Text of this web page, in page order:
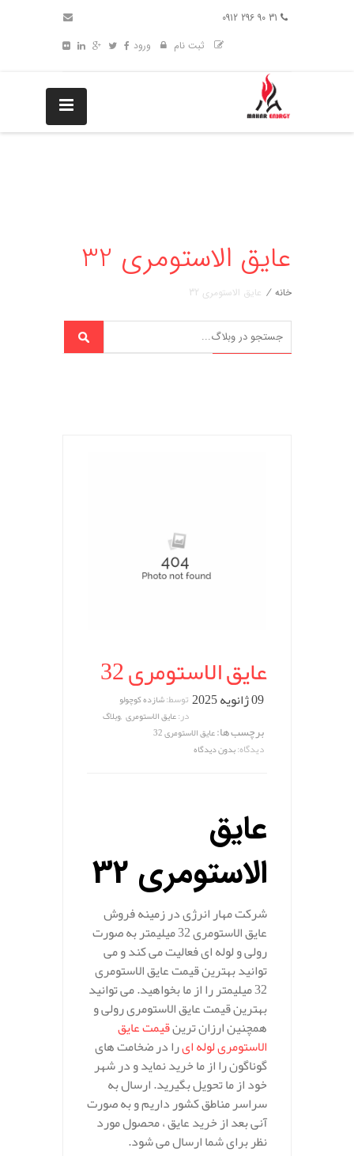
ثبت نام
ورود
عایق الاستومری 32
خانه / عایق الاستومری 32
عایق الاستومری 32
09 ژانویه 2025 توسط:شازده کوچولو
در:عایق الاستومری ,وبلاگ
برچسب ها:عایق الاستومری 32
دیدگاه:بدون دیدگاه
عایق
الاستومری 32
شرکت مهار انرژی در زمینه فروش
عایق الاستومری 32 میلیمتر به صورت
رولی و لوله ای فعالیت می کند و می
توانید بهترین قیمت عایق الاستومری
32 میلیمتر را از ما بخواهید. می توانید
بهترین قیمت عایق الاستومری رولی و
همچنین ارزان ترینقیمت عایق
الاستومری لوله ایرا در ضخامت های
گوناگون را از ما خرید نماید و در شهر
خود از ما تحویل بگیرید. ارسال به
سراسر مناطق کشور داریم و به صورت
آنی بعد از خرید عایق ، محصول مورد
نظر برای شما ارسال می شود.